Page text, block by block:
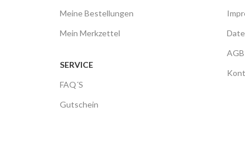
Meine Bestellungen
Mein Merkzettel
SERVICE
FAQ´S
Gutschein
AGB